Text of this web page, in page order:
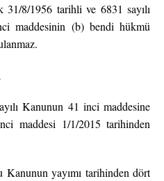
8/1956 tarihli ve 6831 sayılı
maddesinin (b) bendi hükmü
Kanunun 41 inci maddesine
maddesi 1/1/2015 tarihinden
yayımı tarihinden dört